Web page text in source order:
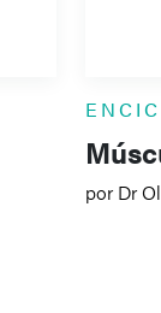
por Dr